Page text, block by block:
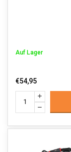
Auf Lager
€54,95